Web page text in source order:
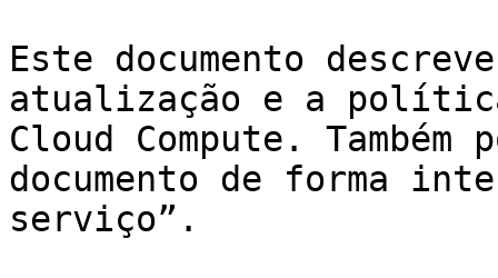
Este documento
atualização e a política
Cloud Compute.
documento de forma
serviço”.